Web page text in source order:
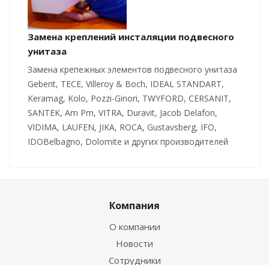
Замена креплений инсталяции подвесного
унитаза
Замена крепежных элементов подвесного унитаза
Geberit, TECE, Villeroy & Boch, IDEAL STANDART,
Keramag, Kolo, Pozzi-Ginori, TWYFORD, CERSANIT,
SANTEK, Am Pm, VITRA, Duravit, Jacob Delafon,
VIDIMA, LAUFEN, JIKA, ROCA, Gustavsberg, IFO,
IDOBelbagno, Dolomite и других производителей
Компания
О компании
Новости
Сотрудники